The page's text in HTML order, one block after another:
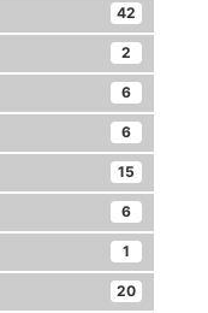
42
2
6
6
15
6
1
20